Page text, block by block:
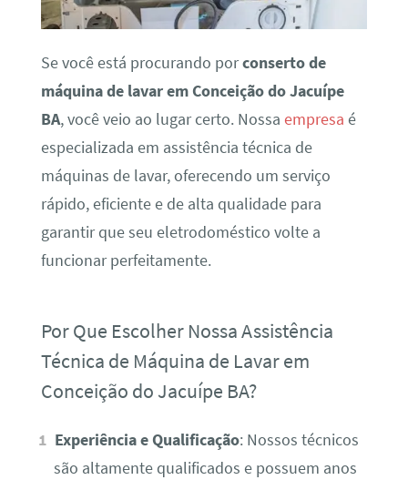
Se você está procurando porconserto de
máquina de lavar em Conceição do Jacuípe
BA, você veio ao lugar certo. Nossa empresa é
especializada em assistência técnica de
máquinas de lavar, oferecendo um serviço
rápido, eficiente e de alta qualidade para
garantir que seu eletrodoméstico volte a
funcionar perfeitamente.
Por Que Escolher Nossa Assistência
Técnica de Máquina de Lavar em
Conceição do Jacuípe BA?
Experiência e Qualificação: Nossos técnicos
são altamente qualificados e possuem anos